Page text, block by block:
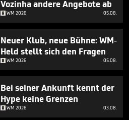
Vozinha andere Angebote ab
WM 2026 05.08.
Neuer Klub, neue Bühne: WM-
Held stellt sich den Fragen
WM 2026 05.08.
Bei seiner Ankunft kennt der
Hype keine Grenzen
WM 2026 03.08.